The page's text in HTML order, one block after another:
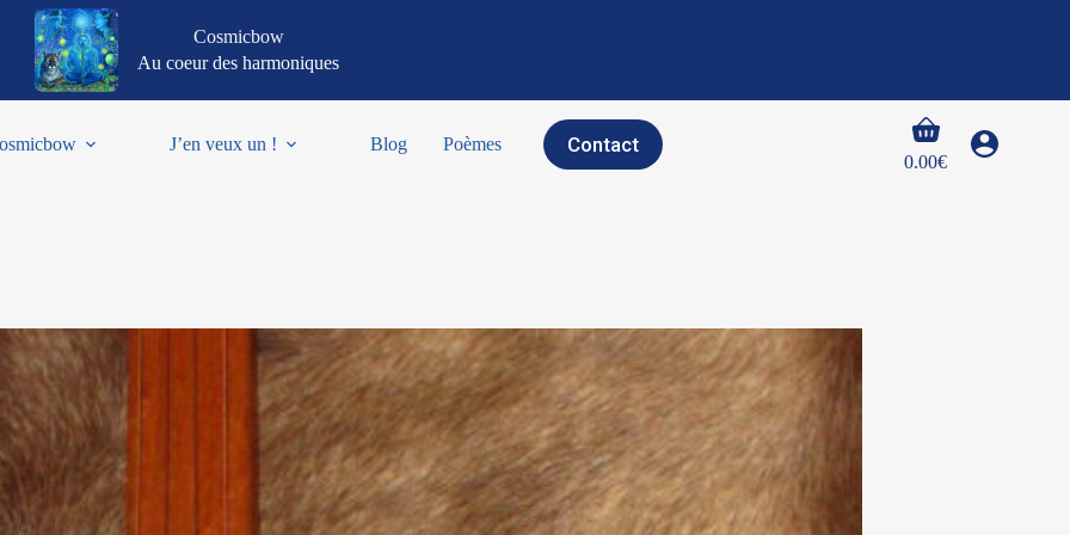
Cosmicbow
Au coeur des harmoniques
J’en veux un ! Blog Poèmes Contact
Panier
d’achat
0.00€